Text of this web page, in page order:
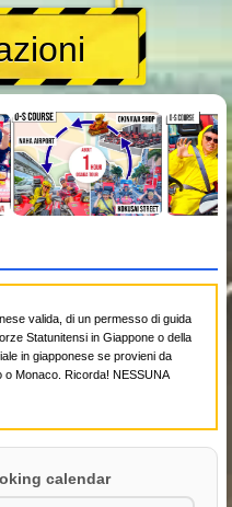
valida, di un permesso di guida
Statunitensi in Giappone o della
in giapponese se provieni da
Monaco. Ricorda! NESSUNA
calendar